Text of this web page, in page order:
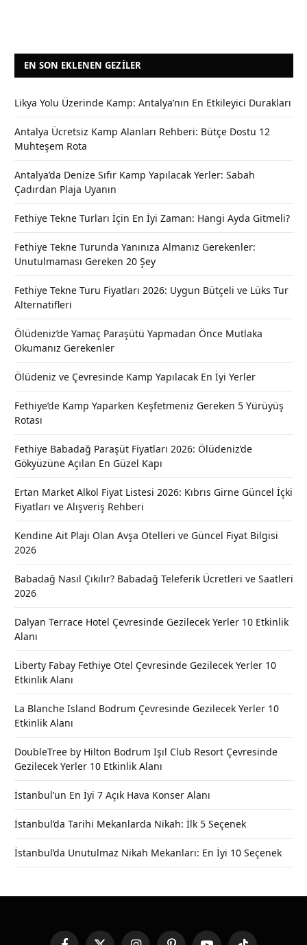
EN SON EKLENEN GEZILER
Likya Yolu Üzerinde Kamp: Antalya’nın En Etkileyici Durakları
Antalya Ücretsiz Kamp Alanları Rehberi: Bütçe Dostu 12
Muhteşem Rota
Antalya’da Denize Sıfır Kamp Yapılacak Yerler: Sabah
Çadırdan Plaja Uyanın
Fethiye Tekne Turları İçin En İyi Zaman: Hangi Ayda Gitmeli?
Fethiye Tekne Turunda Yanınıza Almanız Gerekenler:
Unutulmaması Gereken 20 Şey
Fethiye Tekne Turu Fiyatları 2026: Uygun Bütçeli ve Lüks Tur
Alternatifleri
Ölüdeniz’de Yamaç Paraşütü Yapmadan Önce Mutlaka
Okumanız Gerekenler
Ölüdeniz ve Çevresinde Kamp Yapılacak En İyi Yerler
Fethiye’de Kamp Yaparken Keşfetmeniz Gereken 5 Yürüyüş
Rotası
Fethiye Babadağ Paraşüt Fiyatları 2026: Ölüdeniz’de
Gökyüzüne Açılan En Güzel Kapı
Ertan Market Alkol Fiyat Listesi 2026: Kıbrıs Girne Güncel İçki
Fiyatları ve Alışveriş Rehberi
Kendine Ait Plajı Olan Avşa Otelleri ve Güncel Fiyat Bilgisi
2026
Babadağ Nasıl Çıkılır? Babadağ Teleferik Ücretleri ve Saatleri
2026
Dalyan Terrace Hotel Çevresinde Gezilecek Yerler 10 Etkinlik
Alanı
Liberty Fabay Fethiye Otel Çevresinde Gezilecek Yerler 10
Etkinlik Alanı
La Blanche Island Bodrum Çevresinde Gezilecek Yerler 10
Etkinlik Alanı
DoubleTree by Hilton Bodrum Işıl Club Resort Çevresinde
Gezilecek Yerler 10 Etkinlik Alanı
İstanbul’un En İyi 7 Açık Hava Konser Alanı
İstanbul’da Tarihi Mekanlarda Nikah: İlk 5 Seçenek
İstanbul’da Unutulmaz Nikah Mekanları: En İyi 10 Seçenek